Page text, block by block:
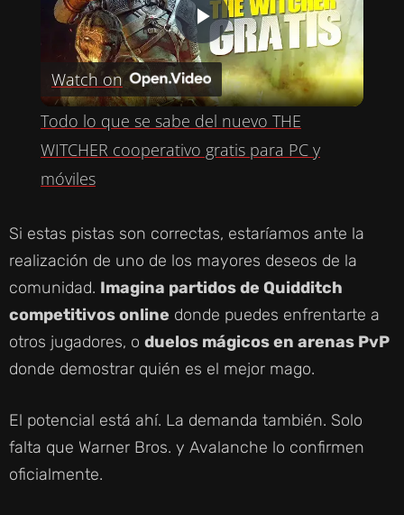
P
L
A
V
I
D
E
Watch on
Todo lo que se sabe del nuevo THE
WITCHER cooperativo gratis para PC y
móviles
Si estas pistas son correctas, estaríamos ante la
realización de uno de los mayores deseos de la
comunidad. Imagina partidos de Quidditch
competitivos online donde puedes enfrentarte a
otros jugadores, o duelos mágicos en arenas PvP
donde demostrar quién es el mejor mago.
El potencial está ahí. La demanda también. Solo
falta que Warner Bros. y Avalanche lo confirmen
oficialmente.